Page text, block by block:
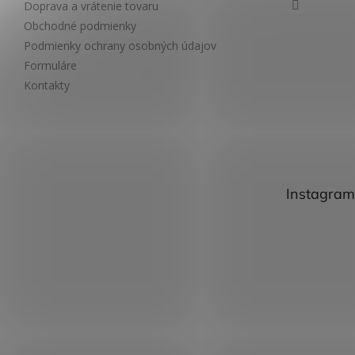
Doprava a vrátenie tovaru
Obchodné podmienky
Podmienky ochrany osobných údajov
Formuláre
Kontakty
Instagram